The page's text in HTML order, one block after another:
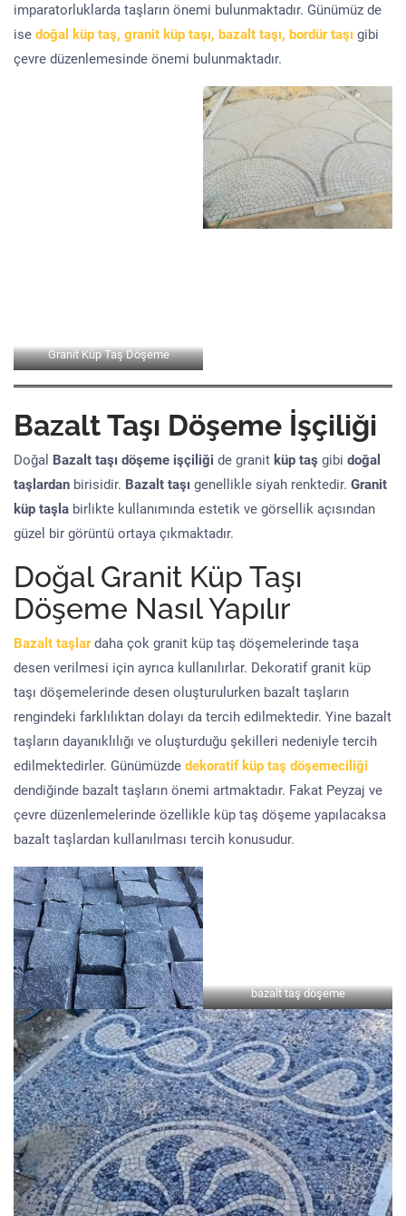
imparatorluklarda taşların önemi bulunmaktadır. Günümüz de
ise doğal küp taş, granit küp taşı, bazalt taşı, bordür taşı gibi
çevre düzenlemesinde önemi bulunmaktadır.
Granit Küp Taş Döşeme
Bazalt Taşı Döşeme İşçiliği
Doğal Bazalt taşı döşeme işçiliği de granit küp taş gibi doğal
taşlardan birisidir. Bazalt taşı genellikle siyah renktedir. Granit
küp taşla birlikte kullanımında estetik ve görsellik açısından
güzel bir görüntü ortaya çıkmaktadır.
Doğal Granit Küp Taşı
Döşeme Nasıl Yapılır
Bazalt taşlardaha çok granit küp taş döşemelerinde taşa
desen verilmesi için ayrıca kullanılırlar. Dekoratif granit küp
taşı döşemelerinde desen oluşturulurken bazalt taşların
rengindeki farklılıktan dolayı da tercih edilmektedir. Yine bazalt
taşların dayanıklılığı ve oluşturduğu şekilleri nedeniyle tercih
edilmektedirler. Günümüzde dekoratif küp taş döşemeciliği
dendiğinde bazalt taşların önemi artmaktadır. Fakat Peyzaj ve
çevre düzenlemelerinde özellikle küp taş döşeme yapılacaksa
bazalt taşlardan kullanılması tercih konusudur.
bazalt taş döşeme